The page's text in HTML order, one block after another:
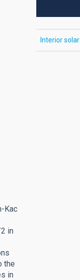
Kac
in
the
in
Interior solar